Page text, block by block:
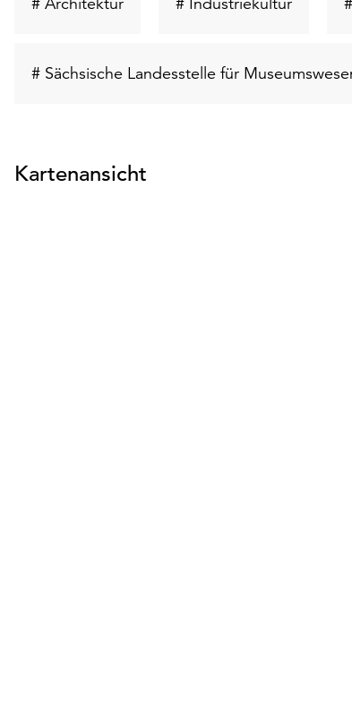
# Sächsische Landesstelle für
Kartenansicht